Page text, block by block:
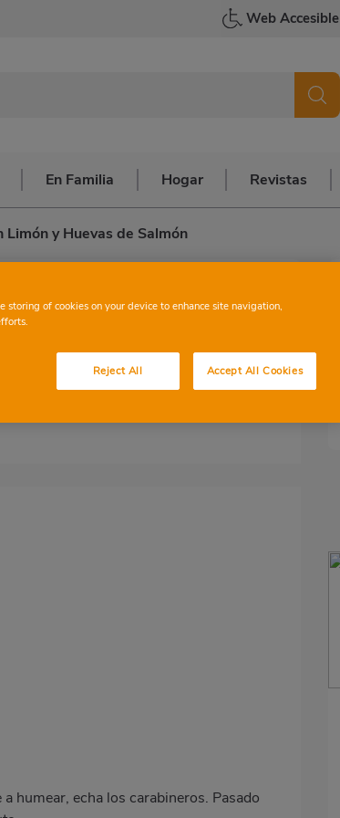
Web Accesible
En Familia Hogar Revistas
y Huevas de Salmón
limón y
humear, echa los carabineros. Pasado
storing of cookies on your device to enhance site navigation,
Reject All Accept All Cookies